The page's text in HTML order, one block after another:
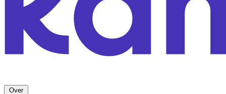
Over